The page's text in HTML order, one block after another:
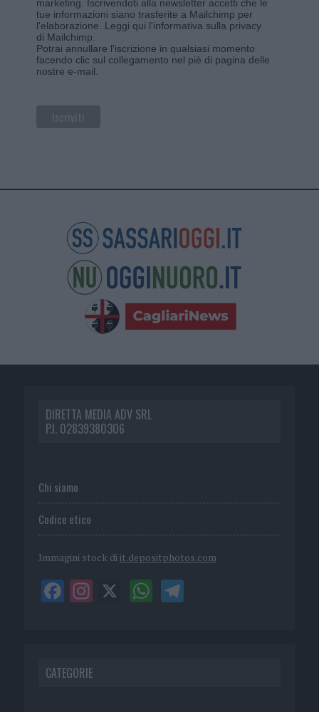
marketing. Iscrivendoti alla newsletter accetti che le
tue informazioni siano trasferite a Mailchimp per
l'elaborazione. Leggi qui l'informativa sulla privacy
di Mailchimp
Potrai annullare l'iscrizione in qualsiasi momento
facendo clic sul collegamento nel piè di pagina delle
nostre e-mail.
DIRETTA MEDIA ADV SRL
P.I. 02839380306
Chi siamo
Codice etico
Immagini stock di it.depositphotos.com
CATEGORIE